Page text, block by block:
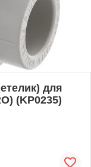
для
(KP0235)